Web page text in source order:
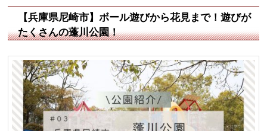
ン
コ
テ
ン
ツ
【兵庫県尼崎市】ボール遊びから花見まで！遊びが
たくさんの蓬川公園！